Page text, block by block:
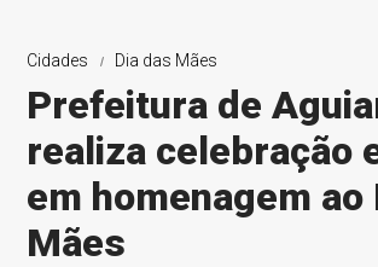
Cidades Dia das Mães
Prefeitura de
realiza celebração
em homenagem ao
Mães